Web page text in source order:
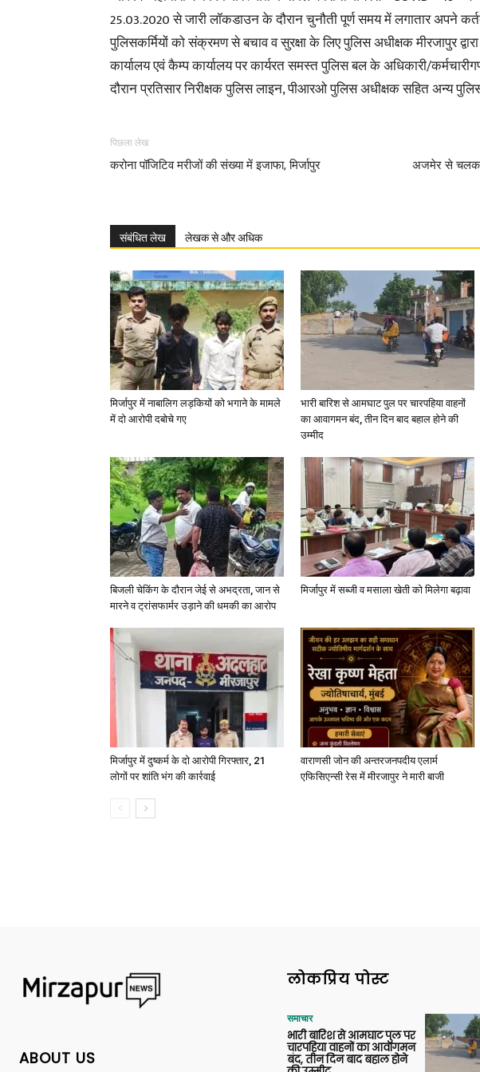
25.03.2020 से जारी लॉकडाउन के दौरान चुनौती पूर्ण समय में लगातार अपने
पुलिसकर्मियों को संक्रमण से बचाव व सुरक्षा के लिए पुलिस अधीक्षक मीरजापुर
कार्यालय एवं कैम्प कार्यालय पर कार्यरत समस्त पुलिस बल के अधिकारी/
दौरान प्रतिसार निरीक्षक पुलिस लाइन, पीआरओ पुलिस अधीक्षक सहित अन्य
पिछला लेख
करोना पॉजिटिव मरीजों की संख्या में इजाफा, मिर्जापुर
अजमेर से
संबंधित लेख लेखक से और अधिक
मिर्जापुर में नाबालिग लड़कियों को भगाने के मामले
में दो आरोपी दबोचे गए
भारी बारिश से आमघाट पुल पर चारपहिया वाहनों
का आवागमन बंद, तीन दिन बाद बहाल होने की
उम्मीद
बिजली चेकिंग के दौरान जेई से अभद्रता, जान से
मारने व ट्रांसफार्मर उड़ाने की धमकी का आरोप
मिर्जापुर में सब्जी व मसाला खेती को मिलेगा बढ़ावा
मिर्जापुर में दुष्कर्म के दो आरोपी गिरफ्तार, 21
लोगों पर शांति भंग की कार्रवाई
वाराणसी जोन की अन्तरजनपदीय एलार्म
एफिसिएन्सी रेस में मीरजापुर ने मारी बाजी
ABOUT US
लोकप्रिय पोस्ट
समाचार
भारी बारिश से आमघाट पुल पर
चारपहिया वाहनों का आवागमन
बंद, तीन दिन बाद बहाल होने